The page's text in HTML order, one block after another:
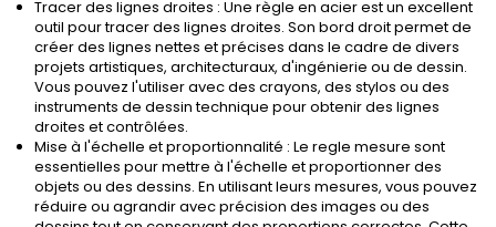
Tracer des lignes droites : Une règle en acier est un excellent
outil pour tracer des lignes droites. Son bord droit permet de
créer des lignes nettes et précises dans le cadre de divers
projets artistiques, architecturaux, d'ingénierie ou de dessin.
Vous pouvez l'utiliser avec des crayons, des stylos ou des
instruments de dessin technique pour obtenir des lignes
droites et contrôlées.
Mise à l'échelle et proportionnalité : Le regle mesure sont
essentielles pour mettre à l'échelle et proportionner des
objets ou des dessins. En utilisant leurs mesures, vous pouvez
réduire ou agrandir avec précision des images ou des